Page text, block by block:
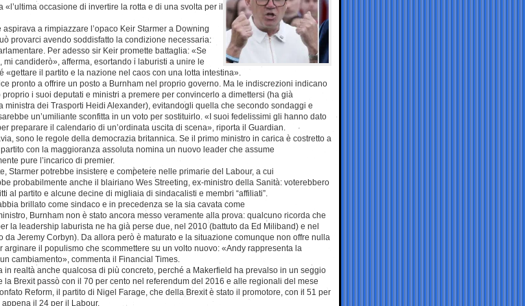
«l’ultima occasione di invertire la rotta e di una svolta per il
aspirava a rimpiazzare l’opaco Keir Starmer a Downing
provarci avendo soddisfatto la condizione necessaria:
Per adesso sir Keir promette battaglia: «Se
mi candiderò», afferma, esortando i laburisti a unire le
«gettare il partito e la nazione nel caos con una lotta intestina».
pronto a offrire un posto a Burnham nel proprio governo. Ma le indiscrezioni indicano
proprio i suoi deputati e ministri a premere per convincerlo a dimettersi (ha già
ministra dei Trasporti Heidi Alexander), evitandogli quella che secondo sondaggi e
un’umiliante sconfitta in un voto per sostituirlo. «I suoi fedelissimi gli hanno dato
preparare il calendario di un’ordinata uscita di scena», riporta il Guardian.
sono le regole della democrazia britannica. Se il primo ministro in carica è costretto a
con la maggioranza assoluta nomina un nuovo leader che assume
pure l’incarico di premier.
Starmer potrebbe insistere e competere nelle primarie del Labour, a cui
probabilmente anche il blairiano Wes Streeting, ex-ministro della Sanità: voterebbero
al partito e alcune decine di migliaia di sindacalisti e membri “affiliati”.
brillato come sindaco e in precedenza se la sia cavata come
Burnham non è stato ancora messo veramente alla prova: qualcuno ricorda che
la leadership laburista ne ha già perse due, nel 2010 (battuto da Ed Miliband) e nel
da Jeremy Corbyn). Da allora però è maturato e la situazione comunque non offre nulla
arginare il populismo che scommettere su un volto nuovo: «Andy rappresenta la
cambiamento», commenta il Financial Times.
in realtà anche qualcosa di più concreto, perché a Makerfield ha prevalso in un seggio
la Brexit passò con il 70 per cento nel referendum del 2016 e alle regionali del mese
Reform, il partito di Nigel Farage, che della Brexit è stato il promotore, con il 51 per
appena il 24 per il Labour.